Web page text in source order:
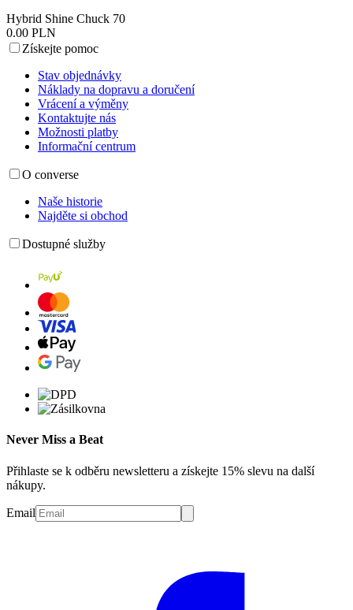
Hybrid Shine Chuck 70
0.00 PLN
Získejte pomoc
Stav objednávky
Náklady na dopravu a doručení
Vrácení a výměny
Kontaktujte nás
Možnosti platby
Informační centrum
O converse
Naše historie
Najděte si obchod
Dostupné služby
Never Miss a Beat
Přihlaste se k odběru newsletteru a získejte 15% slevu na další
nákupy.
Email